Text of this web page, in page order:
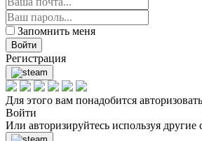
Запомнить меня
Войти
Регистрация
Для этого вам понадобится
Войти
Или авторизируйтесь используя другие